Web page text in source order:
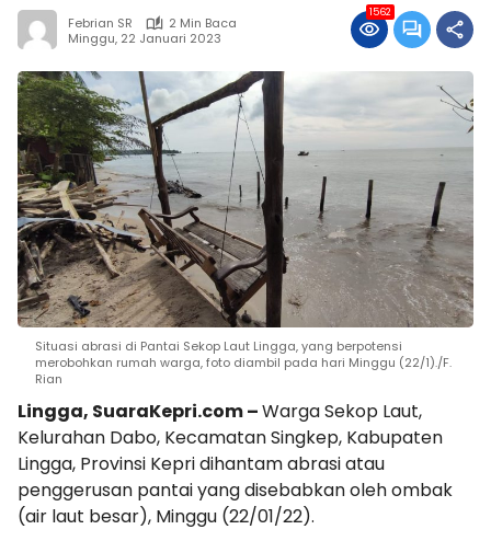
Febrian SR
2 Min Baca
Minggu, 22 Januari 2023
1562
Situasi abrasi di Pantai Sekop Laut Lingga, yang berpotensi
merobohkan rumah warga, foto diambil pada hari Minggu (22/1)./F.
Rian
Lingga, SuaraKepri.com –Warga Sekop Laut,
Kelurahan Dabo, Kecamatan Singkep, Kabupaten
Lingga, Provinsi Kepri dihantam abrasi atau
penggerusan pantai yang disebabkan oleh ombak
(air laut besar), Minggu (22/01/22).